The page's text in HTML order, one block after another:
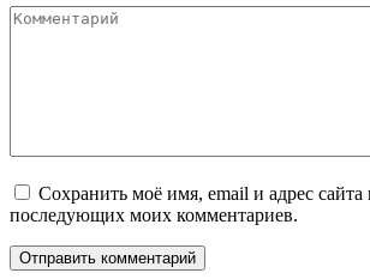
Комментарий
Сохранить моё имя, email и адрес сайта
последующих моих комментариев.